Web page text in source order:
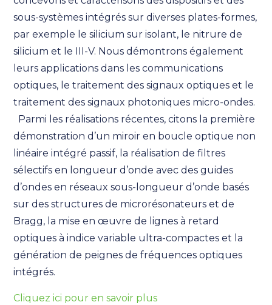
sous-systèmes intégrés sur diverses plates-formes,
par exemple le silicium sur isolant, le nitrure de
silicium et le III-V. Nous démontrons également
leurs applications dans les communications
optiques, le traitement des signaux optiques et le
traitement des signaux photoniques micro-ondes.
Parmi les réalisations récentes, citons la première
démonstration d’un miroir en boucle optique non
linéaire intégré passif, la réalisation de filtres
sélectifs en longueur d’onde avec des guides
d’ondes en réseaux sous-longueur d’onde basés
sur des structures de microrésonateurs et de
Bragg, la mise en œuvre de lignes à retard
optiques à indice variable ultra-compactes et la
génération de peignes de fréquences optiques
intégrés.
Cliquez ici pour en savoir plus